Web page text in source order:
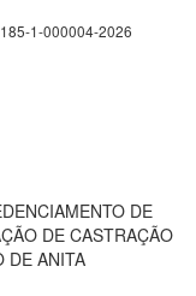
1-000004-2026
DE
DE CASTRAÇÃO
DE ANITA